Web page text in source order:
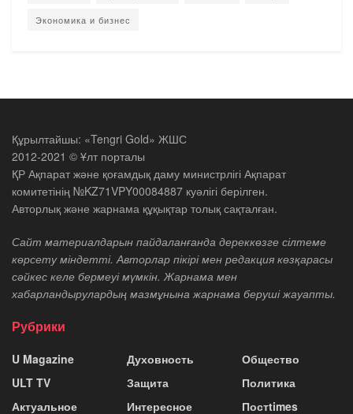
Экономика и бизнес
Құрылтайшы: «Tengri Gold» ЖШС
2012-2021 © Ұлт порталы
ҚР Ақпарат және қоғамдық даму министрлігі Ақпарат
комитетінің №KZ71VPY00084887 куәлігі берілген.
Авторлық және жарнама құқықтар толық сақталған.
Сайт материалдарын пайдаланғанда дереккөзге сілтеме
көрсету міндетті. Авторлар пікірі мен редакция көзқарасы
сәйкес келе бермеуі мүмкін. Жарнама мен
хабарландырулардың мазмұнына жарнама беруші жауапты.
Рубрики
U Magazine
ULT TV
Актуальное
Духовность
Защита
Интересное
Общество
Политика
Постtimes